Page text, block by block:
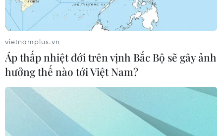
vietnamplus.vn
Áp thấp nhiệt đới trên vịnh Bắc Bộ sẽ gây ảnh
hưởng thế nào tới Việt Nam?